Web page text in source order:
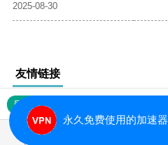
2025-08-30
友情链接
网站地图
永久免费使用的加速器